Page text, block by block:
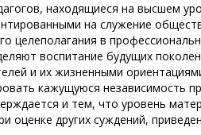
находящиеся на высшем
на служение
целеполагания в
воспитание будущих
и их жизненными
кажущуюся независимость
и тем, что уровень
оценке других суждений,